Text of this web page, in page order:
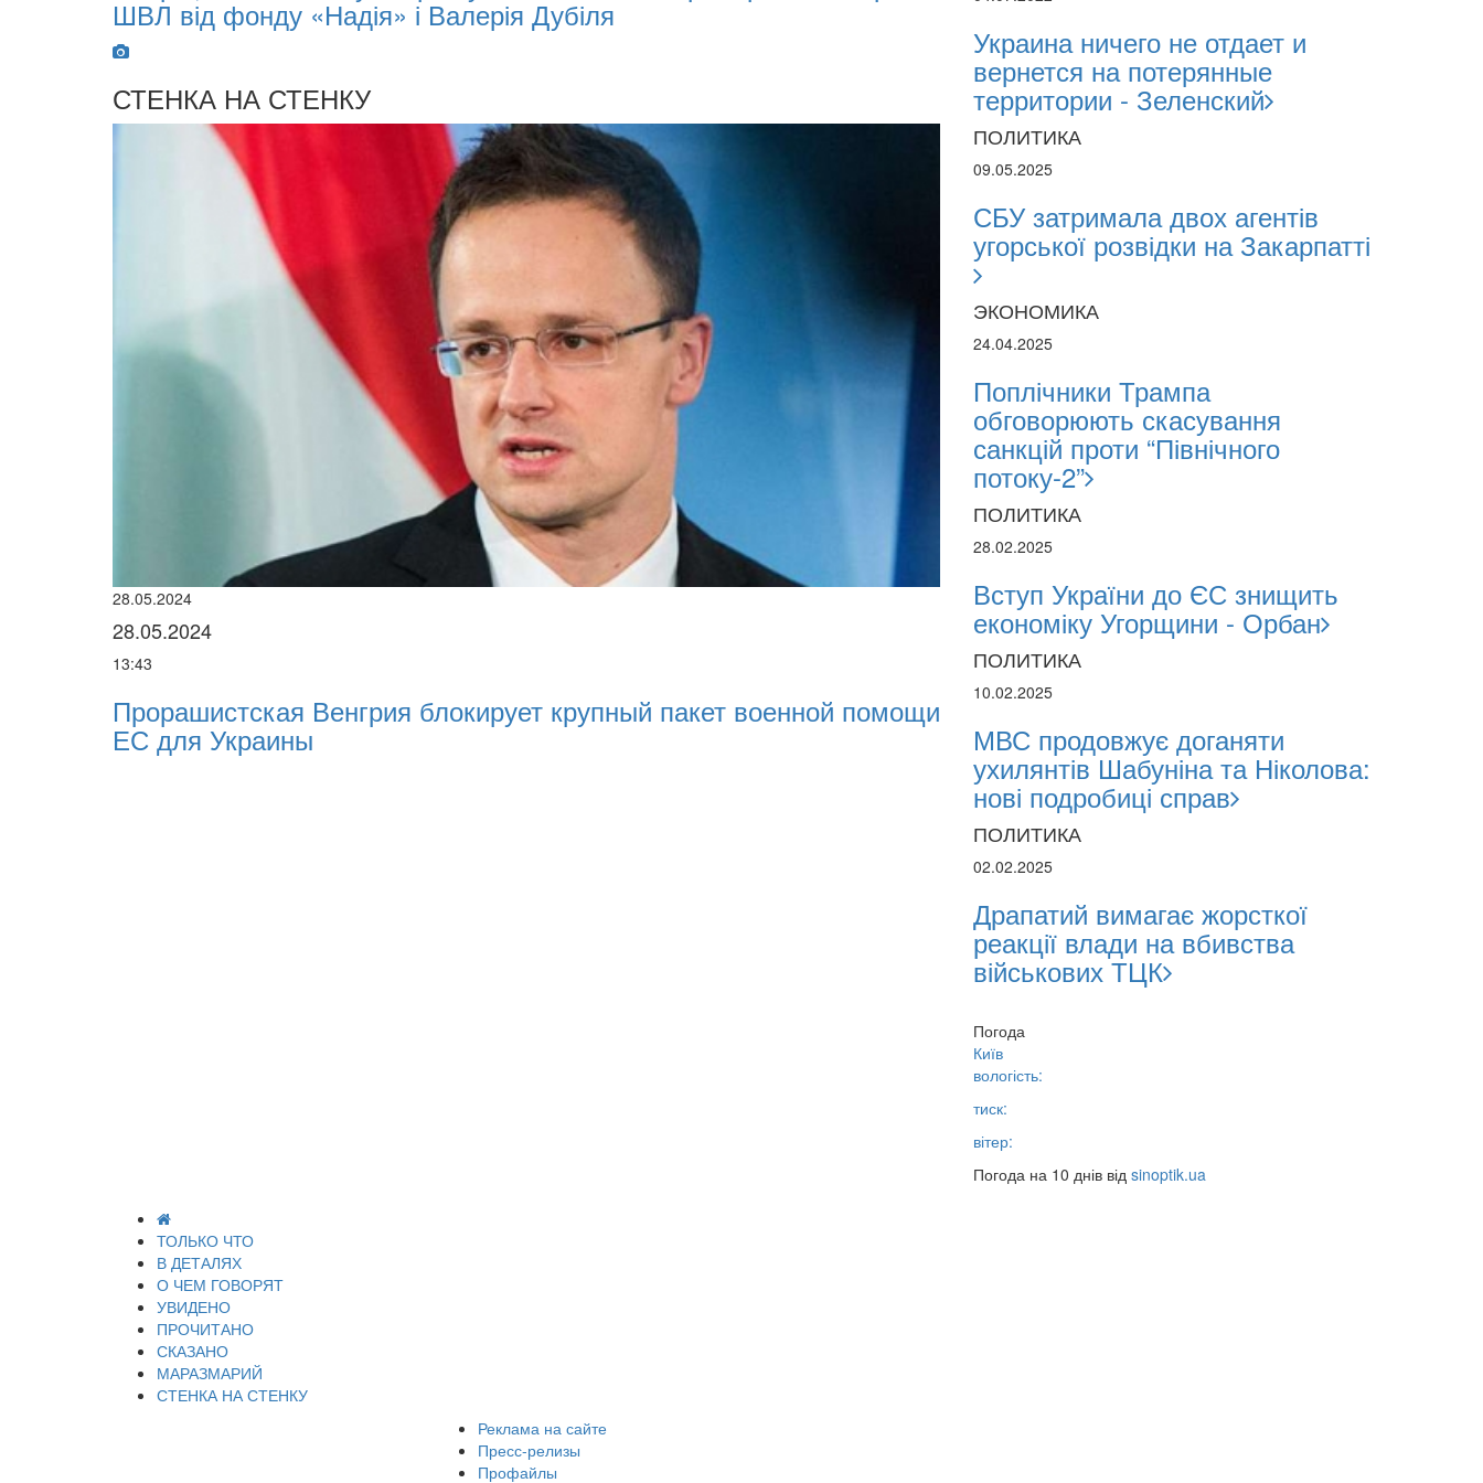
ШВЛ від фонду «Надія» і Валерія Дубіля Investments and Hedge Risks During War
СТЕНКА НА СТЕНКУ
28.05.2024
28.05.2024
13:43
Прорашистская Венгрия блокирует крупный пакет военной помощи
ЕС для Украины
22.01.2024
22.01.2024
16:25
Нацполіція лякає громадян погіршенням
разі мобілізації поліціянтів на війну
Украина ничего не отдает и
вернется на потерянные
территории - Зеленский
ПОЛИТИКА
09.05.2025
СБУ затримала двох агентів
угорської розвідки на Закарпатті
ЭКОНОМИКА
24.04.2025
Поплічники Трампа
обговорюють скасування
санкцій проти “Північного
потоку-2”
ПОЛИТИКА
28.02.2025
Вступ України до ЄС знищить
економіку Угорщини - Орбан
ПОЛИТИКА
10.02.2025
МВС продовжує доганяти
ухилянтів Шабуніна та Ніколова:
нові подробиці справ
ПОЛИТИКА
02.02.2025
Драпатий вимагає жорсткої
реакції влади на вбивства
військових ТЦК
Погода
Київ
вологість:
тиск:
вітер:
Погода на 10 днів від sinoptik.ua
ТОЛЬКО ЧТО
В ДЕТАЛЯХ
О ЧЕМ ГОВОРЯТ
УВИДЕНО
ПРОЧИТАНО
СКАЗАНО
МАРАЗМАРИЙ
СТЕНКА НА СТЕНКУ
Реклама на сайте
Пресс-релизы
Профайлы